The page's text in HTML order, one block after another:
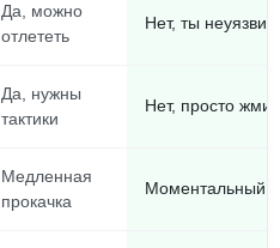
Да, можно
отлететь
Нет, ты неуязвим
Да, нужны
тактики
Нет, просто жми
Медленная
прокачка
Моментальный